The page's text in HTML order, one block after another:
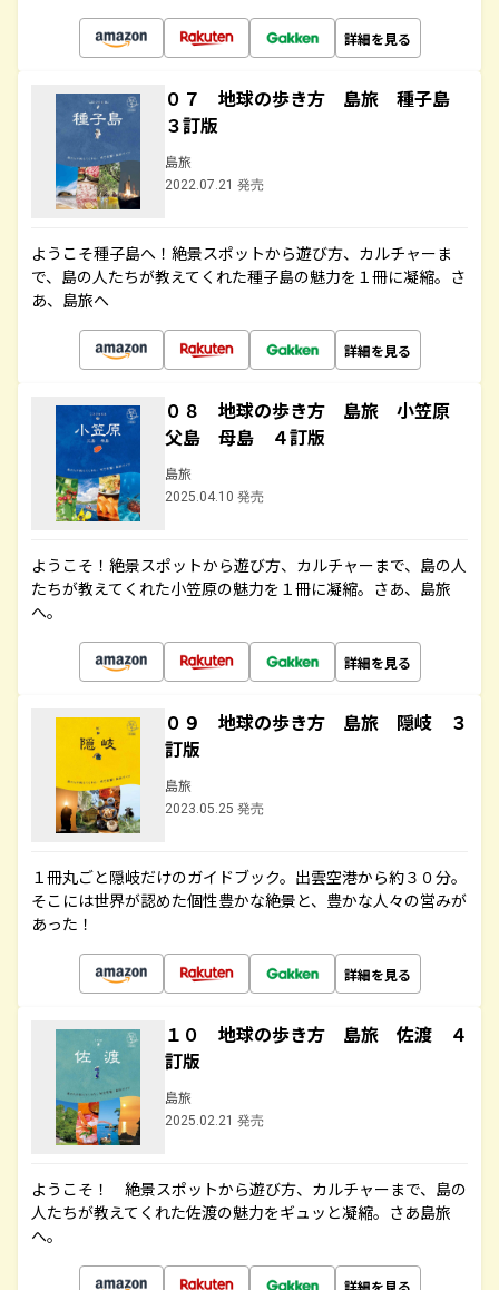
詳細を見る
０７ 地球の歩き方 島旅 種子島
３訂版
島旅
2022.07.21 発売
ようこそ種子島へ！絶景スポットから遊び方、カルチャーま
で、島の人たちが教えてくれた種子島の魅力を１冊に凝縮。さ
あ、島旅へ
詳細を見る
０８ 地球の歩き方 島旅 小笠原
父島 母島 ４訂版
島旅
2025.04.10 発売
ようこそ！絶景スポットから遊び方、カルチャーまで、島の人
たちが教えてくれた小笠原の魅力を１冊に凝縮。さあ、島旅
へ。
詳細を見る
０９ 地球の歩き方 島旅 隠岐 ３
訂版
島旅
2023.05.25 発売
１冊丸ごと隠岐だけのガイドブック。出雲空港から約３０分。
そこには世界が認めた個性豊かな絶景と、豊かな人々の営みが
あった！
詳細を見る
１０ 地球の歩き方 島旅 佐渡 ４
訂版
島旅
2025.02.21 発売
ようこそ！ 絶景スポットから遊び方、カルチャーまで、島の
人たちが教えてくれた佐渡の魅力をギュッと凝縮。さあ島旅
へ。
詳細を見る